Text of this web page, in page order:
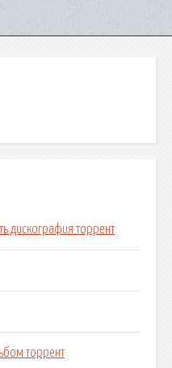
дискография торрент
торрент